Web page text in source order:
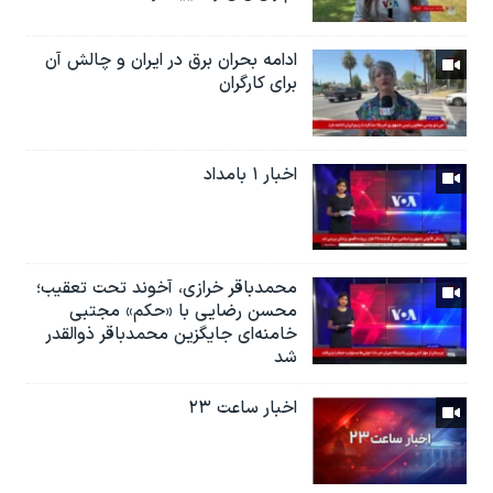
ادامه بحران برق در ایران و چالش آن
برای کارگران
اخبار ۱ بامداد
محمدباقر خرازی، آخوند تحت تعقیب؛
محسن رضایی با «حکم» مجتبی
خامنه‌ای جایگزین محمدباقر ذوالقدر
شد
اخبار ساعت ۲۳